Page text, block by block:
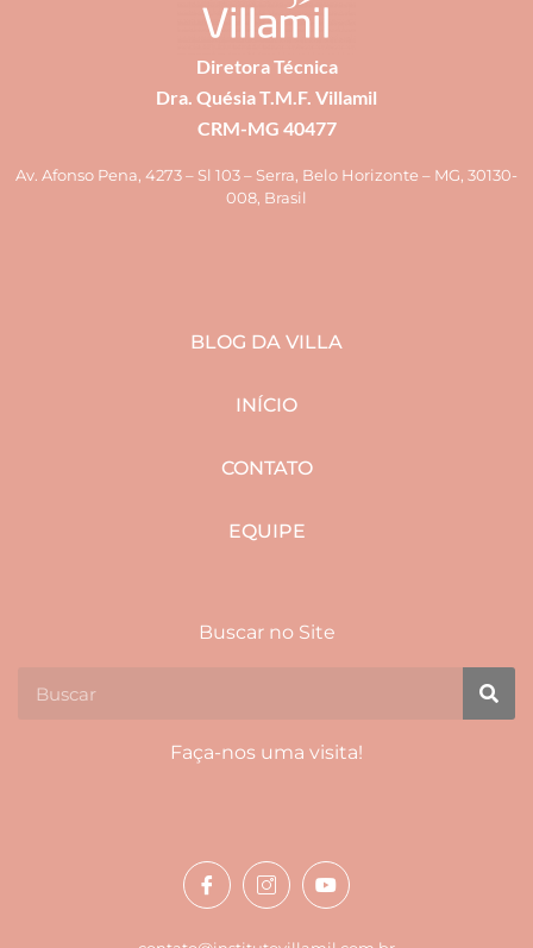
Diretora Técnica
Dra. Quésia T.M.F. Villamil
CRM-MG 40477
Av. Afonso Pena, 4273 – Sl 103 – Serra, Belo Horizonte – MG, 30130-
008, Brasil
BLOG DA VILLA
INÍCIO
CONTATO
EQUIPE
Buscar no Site
Faça-nos uma visita!